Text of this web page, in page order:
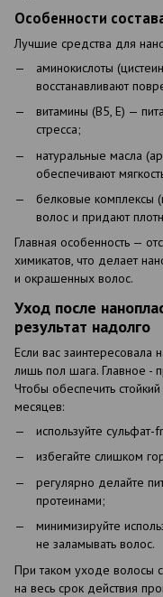
Особенности
Лучшие средства для
аминокислоты
восстанавливают
витамины (B5, E) —
стресса;
натуральные масла
обеспечивают
белковые комплексы
волос и придают
Главная особенность —
химикатов, что делает
и окрашенных волос.
Уход после
результат надолго
Если вас заинтересовала
лишь пол шага. Главное -
Чтобы обеспечить
месяцев:
используйте
избегайте слишком
регулярно делайте
протеинами;
минимизируйте
не заламывать волос.
При таком уходе волосы
на весь срок действия